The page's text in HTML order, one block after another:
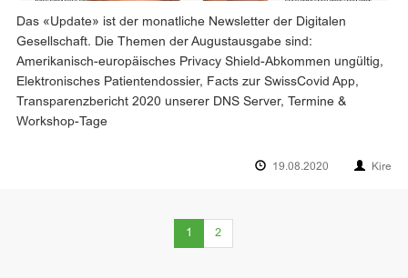
Das «Update» ist der monatliche Newsletter der Digitalen
Gesellschaft. Die Themen der Augustausgabe sind:
Amerikanisch-europäisches Privacy Shield-Abkommen ungültig,
Elektronisches Patientendossier, Facts zur SwissCovid App,
Transparenzbericht 2020 unserer DNS Server, Termine &
Workshop-Tage
19.08.2020 Kire
1 (current)
2